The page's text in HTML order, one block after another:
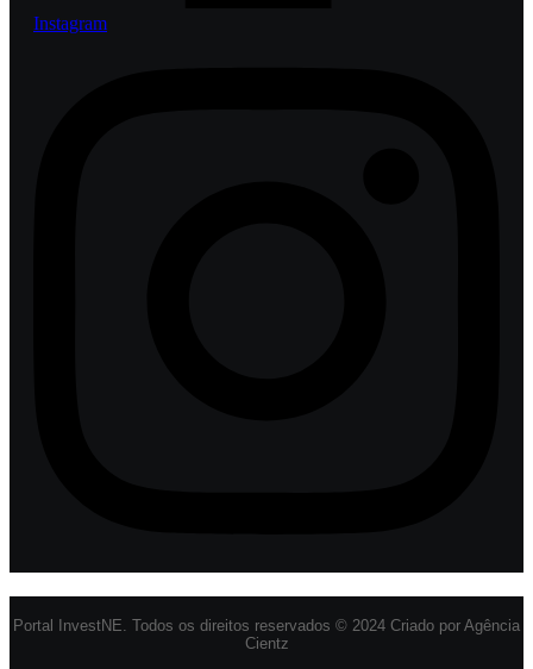
Instagram
Portal InvestNE. Todos os direitos reservados © 2024 Criado por Agência
Cientz